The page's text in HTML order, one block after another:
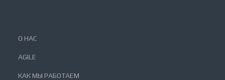
О НАС
AGILE
КАК МЫ РАБОТАЕМ